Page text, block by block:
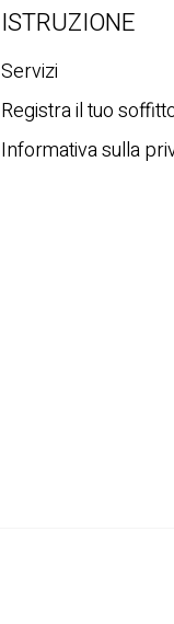
r
a
ISTRUZIONE
Servizi
Registra il tuo
Informativa sulla